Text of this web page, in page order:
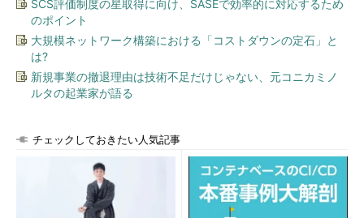
SCS評価制度の星取得に向け、SASEで効率的に対応するため
のポイント
大規模ネットワーク構築における「コストダウンの定石」と
は?
新規事業の撤退理由は技術不足だけじゃない、元コニカミノ
ルタの起業家が語る
チェックしておきたい人気記事